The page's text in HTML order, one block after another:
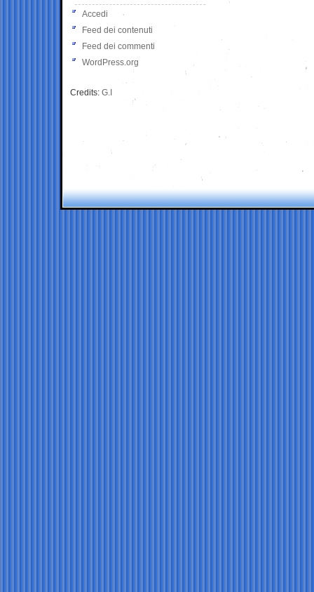
Accedi
Feed dei contenuti
Feed dei commenti
WordPress.org
Credits: G.I